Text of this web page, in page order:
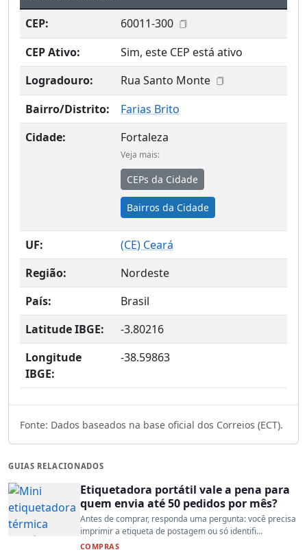
CEP:
60011-300
CEP Ativo:
Sim, este CEP está ativo
Logradouro:
Rua Santo Monte
Bairro/Distrito:
Farias Brito
Cidade:
Fortaleza
Veja mais:
CEPs da Cidade
Bairros da Cidade
UF: (CE) Ceará
Região:
Nordeste
País:
Brasil
Latitude IBGE:
-3.80216
Longitude
IBGE:
-38.59863
Fonte: Dados baseados na base oficial dos Correios (ECT).
GUIAS RELACIONADOS
Etiquetadora portátil vale a pena para
quem envia até 50 pedidos por mês?
Antes de comprar, responda uma pergunta: você precisa
imprimir a etiqueta de postagem ou só identifi...
COMPRAS